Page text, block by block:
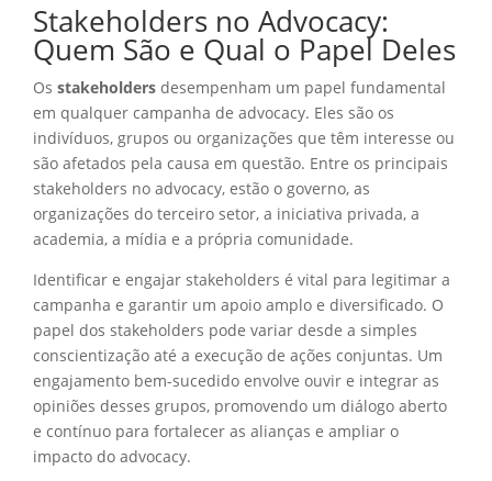
Stakeholders no Advocacy:
Quem São e Qual o Papel Deles
Os stakeholders desempenham um papel fundamental
em qualquer campanha de advocacy. Eles são os
indivíduos, grupos ou organizações que têm interesse ou
são afetados pela causa em questão. Entre os principais
stakeholders no advocacy, estão o governo, as
organizações do terceiro setor, a iniciativa privada, a
academia, a mídia e a própria comunidade.
Identificar e engajar stakeholders é vital para legitimar a
campanha e garantir um apoio amplo e diversificado. O
papel dos stakeholders pode variar desde a simples
conscientização até a execução de ações conjuntas. Um
engajamento bem-sucedido envolve ouvir e integrar as
opiniões desses grupos, promovendo um diálogo aberto
e contínuo para fortalecer as alianças e ampliar o
impacto do advocacy.